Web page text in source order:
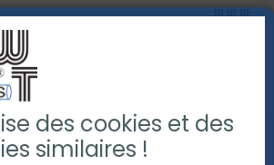
CHANFREINAGE DE TUBE
DE TUBE SERRAGE INTERNE
des cookies et des
similaires !